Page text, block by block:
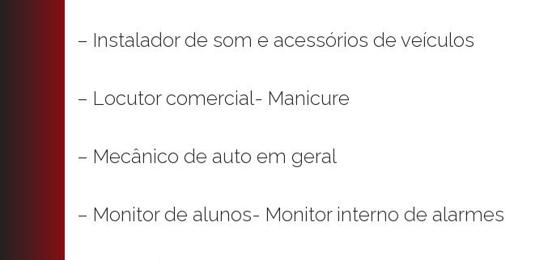
– Instalador de som e acessórios de veículos
– Locutor comercial- Manicure
– Mecânico de auto em geral
– Monitor de alunos- Monitor interno de alarmes